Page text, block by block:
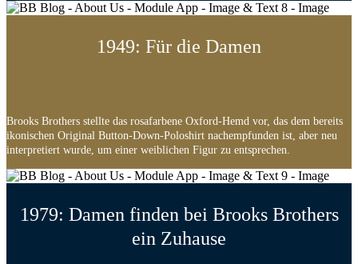
1949: Für die Damen
Brooks Brothers stellte das rosafarbene Oxford-Hemd vor, das dem bereits
ikonischen Original Button-Down-Poloshirt nachempfunden ist, aber neu
interpretiert wurde, um einer weiblichen Figur zu entsprechen.
1979: Damen finden bei Brooks Brothers
ein Zuhause